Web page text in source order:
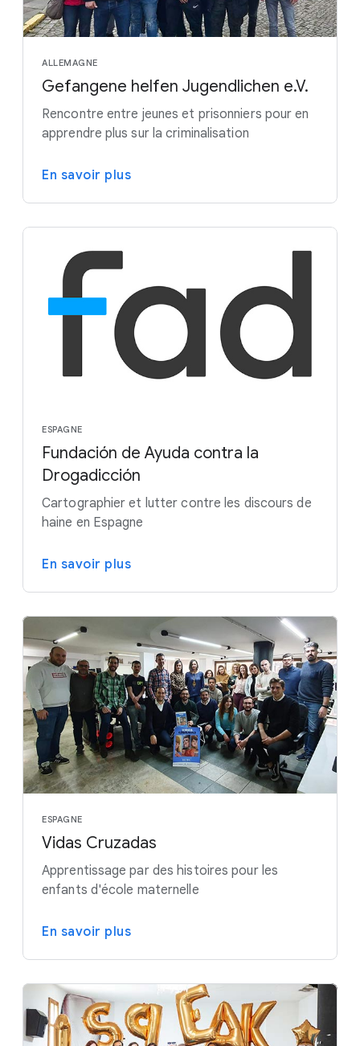
ALLEMAGNE
Gefangene helfen Jugendlichen e.V.
Rencontre entre jeunes et prisonniers pour en
apprendre plus sur la criminalisation
En savoir plus
ESPAGNE
Fundación de Ayuda contra la
Drogadicción
Cartographier et lutter contre les discours de
haine en Espagne
En savoir plus
ESPAGNE
Vidas Cruzadas
Apprentissage par des histoires pour les
enfants d'école maternelle
En savoir plus